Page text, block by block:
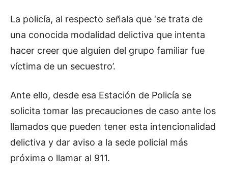
La policía, al respecto señala que ‘se trata de
una conocida modalidad delictiva que intenta
hacer creer que alguien del grupo familiar fue
víctima de un secuestro’.
Ante ello, desde esa Estación de Policía se
solicita tomar las precauciones de caso ante los
llamados que pueden tener esta intencionalidad
delictiva y dar aviso a la sede policial más
próxima o llamar al 911.